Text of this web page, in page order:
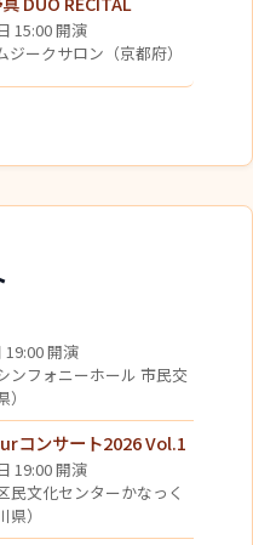
15:00 開演
ジークサロン（京都府）
19:00 開演
ンフォニーホール 市民交
コンサート2026 Vol.1
19:00 開演
民文化センターかなっく
）